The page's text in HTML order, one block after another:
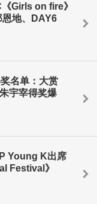
Girls on fire》
地、DAY6
名单：大赏
宇宰得奖爆
Young K出席
Festival》